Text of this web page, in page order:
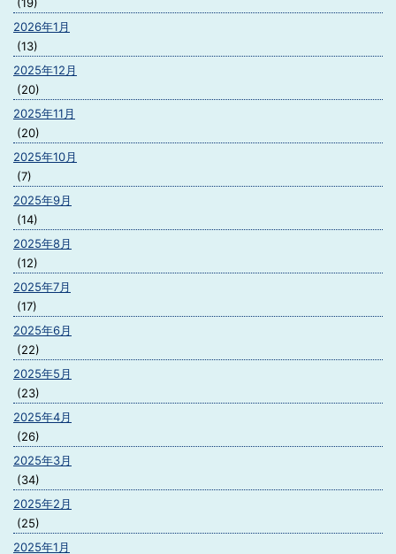
2026年1月
(13)
2025年12月
(20)
2025年11月
(20)
2025年10月
(7)
2025年9月
(14)
2025年8月
(12)
2025年7月
(17)
2025年6月
(22)
2025年5月
(23)
2025年4月
(26)
2025年3月
(34)
2025年2月
(25)
2025年1月